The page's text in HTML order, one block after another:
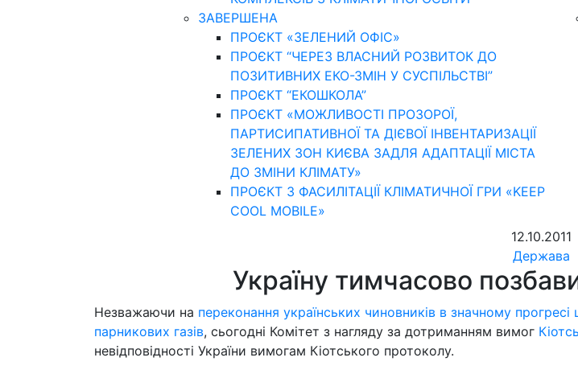
ЗАВЕРШЕНА
ПРОЄКТ «ЗЕЛЕНИЙ ОФІС»
ПРОЄКТ “ЧЕРЕЗ ВЛАСНИЙ РОЗВИТОК ДО
ПОЗИТИВНИХ ЕКО-ЗМІН У СУСПІЛЬСТВІ”
ПРОЄКТ “ЕКОШКОЛА”
ПРОЄКТ «МОЖЛИВОСТІ ПРОЗОРОЇ,
ПАРТИСИПАТИВНОЇ ТА ДІЄВОЇ ІНВЕНТАРИЗАЦІЇ
ЗЕЛЕНИХ ЗОН КИЄВА ЗАДЛЯ АДАПТАЦІЇ МІСТА
ДО ЗМІНИ КЛІМАТУ»
ПРОЄКТ З ФАСИЛІТАЦІЇ КЛІМАТИЧНОЇ ГРИ «KEEP
COOL MOBILE»
12.10.2011
Держава
Україну тимчасово
Незважаючи на переконання українських чиновників в значному
парникових газів, сьогодні Комітет з нагляду за дотриманням вимог
невідповідності України вимогам Кіотського протоколу.